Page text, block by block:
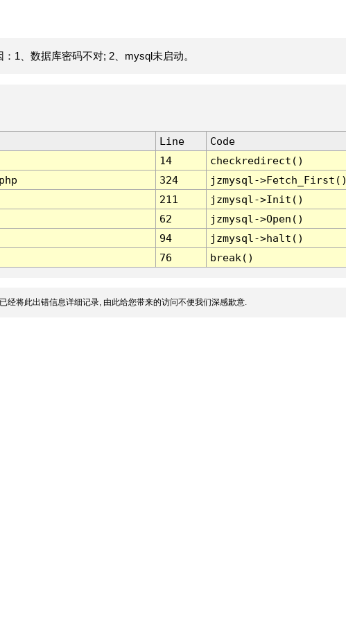
1、数据库密码不对; 2、mysql未启动。
Line
Code
14
checkredirect()
324
jzmysql-
211
jzmysql->Init()
62
jzmysql->Open()
94
jzmysql->halt()
76 break()
经将此出错信息详细记录, 由此给您带来的访问不便我们深感歉意.